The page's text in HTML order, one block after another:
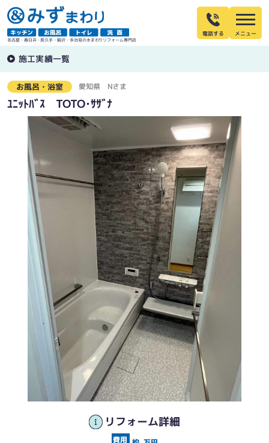
名古屋・春日井・長久手・稲沢・多治見の水まわりリフォーム専門店
電話する
施工実績一覧
お風呂・浴室 愛知県 Nさま
ﾕﾆｯﾄﾊﾞｽ TOTO･ｻｻﾞﾅ
リフォーム詳細